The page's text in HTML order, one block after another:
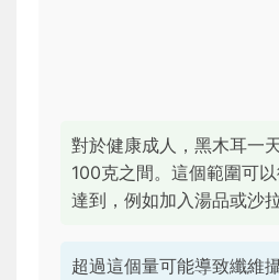
對於健康成人，黑木耳一
100克之間。這個範圍可
達到，例如加入湯品或沙拉
超過這個量可能導致纖維